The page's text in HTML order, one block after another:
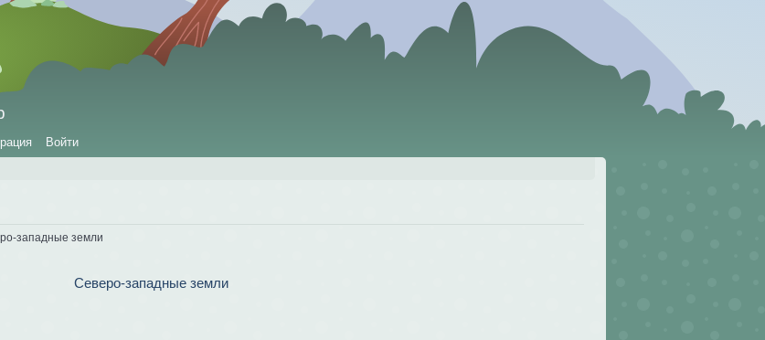
Войти
западные земли
Северо-западные земли